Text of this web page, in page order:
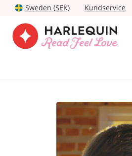
Sweden (SEK) Kundservice